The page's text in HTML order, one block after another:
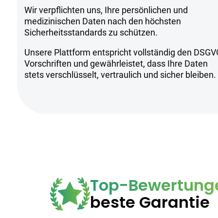
Nur für sehr erfahrene Anwender
Anwendung unter ärztlicher
Wir verpflichten uns, Ihre persönlichen und
medizinischen Daten nach den höchsten
Sicherheitsstandards zu schützen.
Unsere Plattform entspricht vollständig den
Vorschriften und gewährleistet, dass Ihre Daten
stets verschlüsselt, vertraulich und sicher bleiben.
Top-
beste Garantie